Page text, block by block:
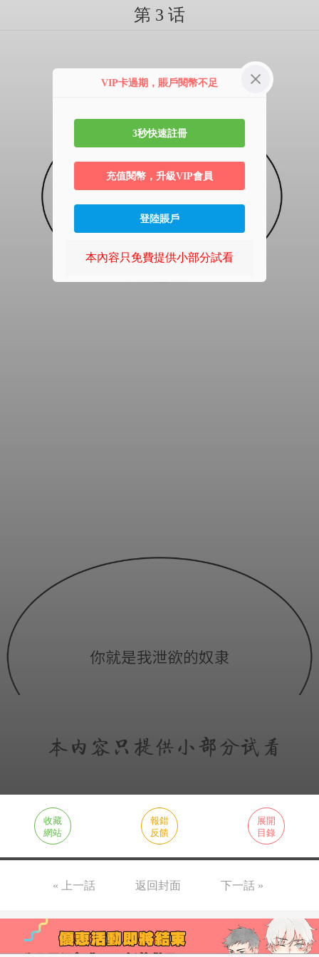
第 3 话
收藏
網站
報錯
反饋
展開
目錄
« 上一話 返回封面 下一話 »
VIP卡過期，賬戶閱幣不足
3秒快速註冊
充值閱幣，升級VIP會員
登陸賬戶
本內容只免費提供小部分試看